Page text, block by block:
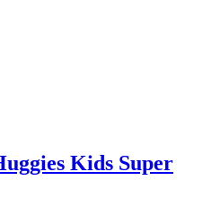
Kids Super